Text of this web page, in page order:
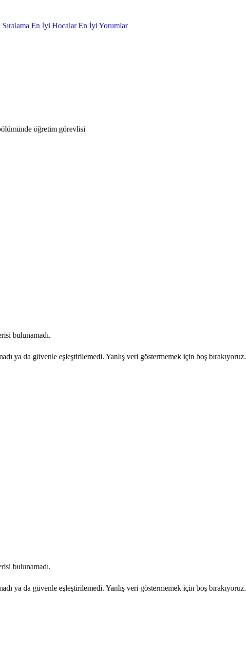
En İyi HocalarEn İyi Yorumlar
öğretim görevlisi
bulunamadı.
ya da güvenle eşleştirilemedi. Yanlış veri göstermemek için boş bırakıyoruz.
bulunamadı.
ya da güvenle eşleştirilemedi. Yanlış veri göstermemek için boş bırakıyoruz.